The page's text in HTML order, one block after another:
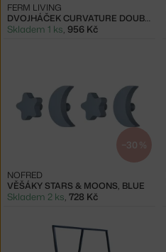
DVOJHÁČEK CURVATURE DOUBLE HOOK, BRASS
FERM LIVING
Skladem 1 ks 956 Kč
−30 %
VĚŠÁKY STARS & MOONS, BLUE
NOFRED
Skladem 2 ks, 728 Kč